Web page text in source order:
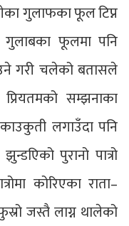
गुलाफका फूल टिप्न
फूलमा पनि
गरी चलेको बतासले
सम्झनाका
लगाउँदा पनि
पुरानो पात्रो
कोरिएका राता–
जस्तै लाग्न थालेको